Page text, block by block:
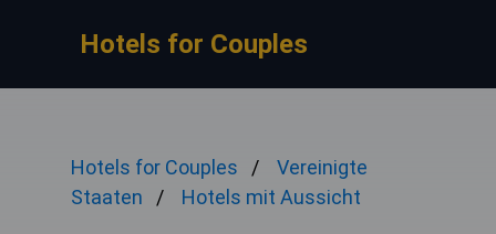
Hotels for Couples
Hotels for Couples
Vereinigte
Staaten
Hotels mit Aussicht